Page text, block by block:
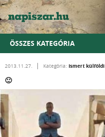
ÖSSZES KATEGÓRIA
2013.11.27. Kategória: Ismert külföldi
🙂